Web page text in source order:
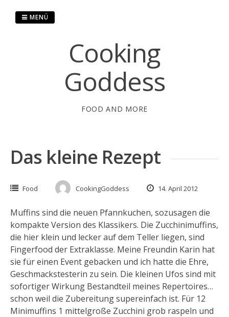
Cooking
Goddess
FOOD AND MORE
MENÜ
Das kleine Rezept
Food CookingGoddess 14. April 2012
Muffins sind die neuen Pfannkuchen, sozusagen die
kompakte Version des Klassikers. Die Zucchinimuffins,
die hier klein und lecker auf dem Teller liegen, sind
Fingerfood der Extraklasse. Meine Freundin Karin hat
sie für einen Event gebacken und ich hatte die Ehre,
Geschmackstesterin zu sein. Die kleinen Ufos sind mit
sofortiger Wirkung Bestandteil meines Repertoires…
schon weil die Zubereitung supereinfach ist. Für 12
Minimuffins 1 mittelgroße Zucchini grob raspeln und